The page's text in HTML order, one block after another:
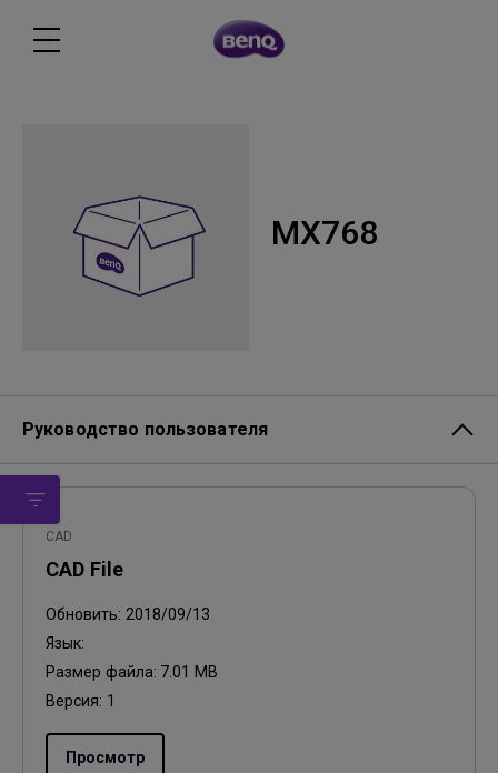
MX768
Руководство пользователя
CAD
CAD File
Обновить: 2018/09/13
Язык:
Размер файла: 7.01 MB
Версия: 1
Просмотр